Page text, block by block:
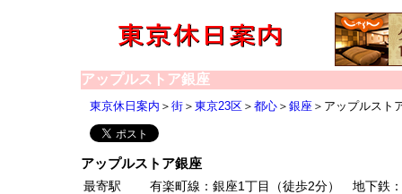
アップルストア銀座
東京休日案内 ＞ 街 ＞ 東京23区 ＞ 都心 ＞ 銀座 ＞アップルスト
アップルストア銀座
最寄駅
有楽町線：銀座1丁目（徒歩2分） 地下鉄